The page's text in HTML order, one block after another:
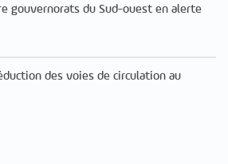
gouvernorats du Sud-ouest en alerte
des voies de circulation au